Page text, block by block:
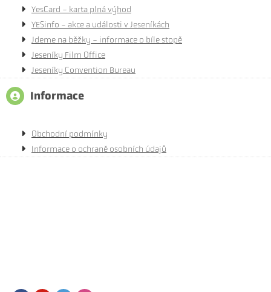
YesCard - karta plná výhod
YESinfo - akce a události v Jeseníkách
Jdeme na běžky - informace o bíle stopě
Jeseníky Film Office
Jeseníky Convention Bureau
Informace
Obchodní podmínky
Informace o ochraně osobních údajů